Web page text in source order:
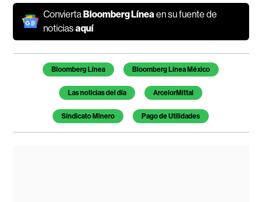
ConviertaBloomberg Línea en su fuente de
noticiasaquí
Temas de este artículo
Bloomberg Línea Bloomberg Línea México
Las noticias del día ArcelorMittal
Sindicato Minero Pago de Utilidades